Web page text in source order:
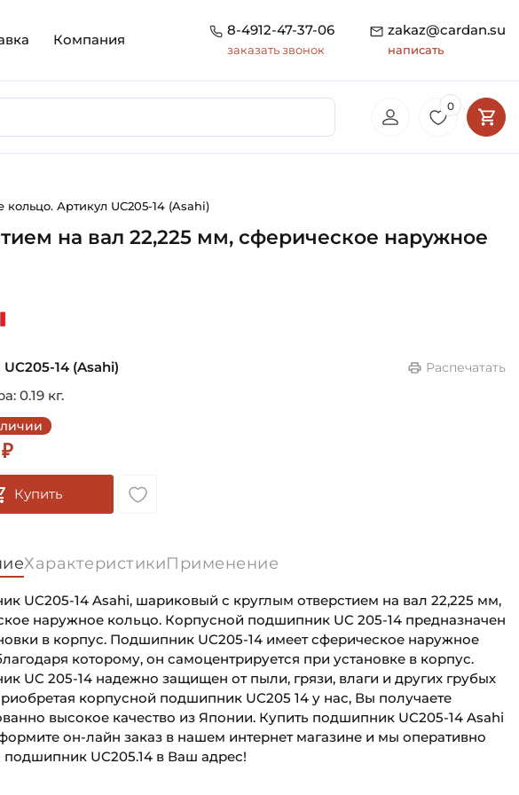
Компания
8-4912-47-37-06
заказать звонок
zakaz@cardan.su
написать
0
Артикул UC205-14 (Asahi)
на вал 22,225 мм, сферическое наружное
14 (Asahi)
Распечатать
0.19 кг.
Купить
ХарактеристикиПрименение
UC205-14 Asahi, шариковый с круглым отверстием на вал 22,225 мм,
наружное кольцо. Корпусной подшипник UC 205-14 предназначен
в корпус. Подшипник UC205-14 имеет сферическое наружное
которому, он самоцентрируется при установке в корпус.
UC 205-14 надежно защищен от пыли, грязи, влаги и других грубых
корпусной подшипник UC205 14 у нас, Вы получаете
высокое качество из Японии. Купить подшипник UC205-14 Asahi
он-лайн заказ в нашем интернет магазине и мы оперативно
подшипник UC205.14 в Ваш адрес!